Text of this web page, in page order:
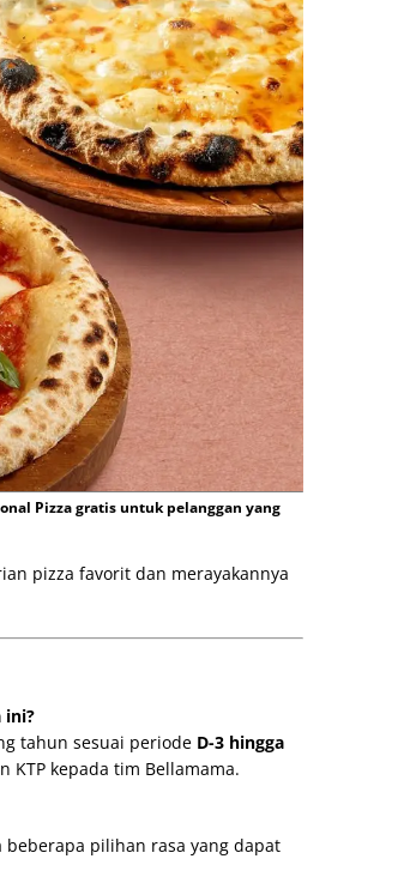
Pizza gratis untuk pelanggan yang
pizza favorit dan merayakannya
ini?
tahun sesuai periode D-3 hingga
kepada tim Bellamama.
beberapa pilihan rasa yang dapat